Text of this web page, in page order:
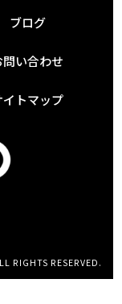
ブログ
問い合わせ
イトマップ
RIGHTS RESERVED.